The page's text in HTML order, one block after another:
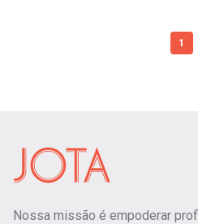
1
Nossa missão é empoderar